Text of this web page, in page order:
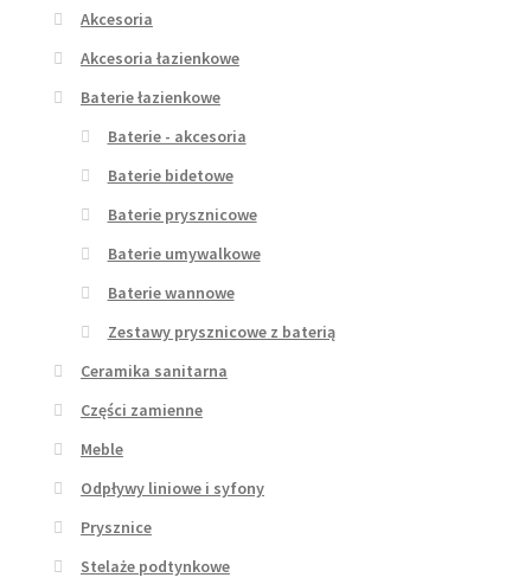
Akcesoria
Akcesoria łazienkowe
Baterie łazienkowe
Baterie - akcesoria
Baterie bidetowe
Baterie prysznicowe
Baterie umywalkowe
Baterie wannowe
Zestawy prysznicowe z baterią
Ceramika sanitarna
Części zamienne
Meble
Odpływy liniowe i syfony
Prysznice
Stelaże podtynkowe